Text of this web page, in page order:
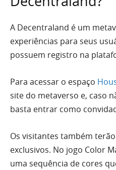
A Decentraland é um
experiências para seus
possuem registro na
Para acessar o espaço
site do metaverso e, caso
basta entrar como
Os visitantes também
exclusivos. No jogo Color
uma sequência de cores